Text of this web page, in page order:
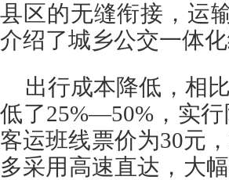
县区的无缝衔接，运
介绍了城乡公交一体
出行成本降低，相
低了25%—50%，实
客运班线票价为30元
多采用高速直达，大